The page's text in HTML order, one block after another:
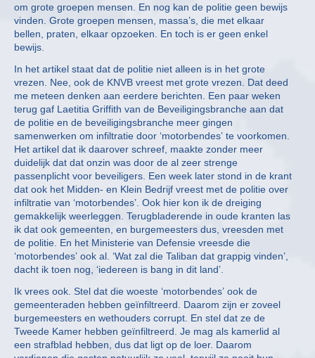
om grote groepen mensen. En nog kan de politie geen bewijs
vinden. Grote groepen mensen, massa’s, die met elkaar
bellen, praten, elkaar opzoeken. En toch is er geen enkel
bewijs.
In het artikel staat dat de politie niet alleen is in het grote
vrezen. Nee, ook de KNVB vreest met grote vrezen. Dat deed
me meteen denken aan eerdere berichten. Een paar weken
terug gaf Laetitia Griffith van de Beveiligingsbranche aan dat
de politie en de beveiligingsbranche meer gingen
samenwerken om infiltratie door ‘motorbendes’ te voorkomen.
Het artikel dat ik daarover schreef, maakte zonder meer
duidelijk dat dat onzin was door de al zeer strenge
passenplicht voor beveiligers. Een week later stond in de krant
dat ook het Midden- en Klein Bedrijf vreest met de politie over
infiltratie van ‘motorbendes’. Ook hier kon ik de dreiging
gemakkelijk weerleggen. Terugbladerende in oude kranten las
ik dat ook gemeenten, en burgemeesters dus, vreesden met
de politie. En het Ministerie van Defensie vreesde die
‘motorbendes’ ook al. ‘Wat zal die Taliban dat grappig vinden’,
dacht ik toen nog, ‘iedereen is bang in dit land’.
Ik vrees ook. Stel dat die woeste ‘motorbendes’ ook de
gemeenteraden hebben geïnfiltreerd. Daarom zijn er zoveel
burgemeesters en wethouders corrupt. En stel dat ze de
Tweede Kamer hebben geïnfiltreerd. Je mag als kamerlid al
een strafblad hebben, dus dat ligt op de loer. Daarom